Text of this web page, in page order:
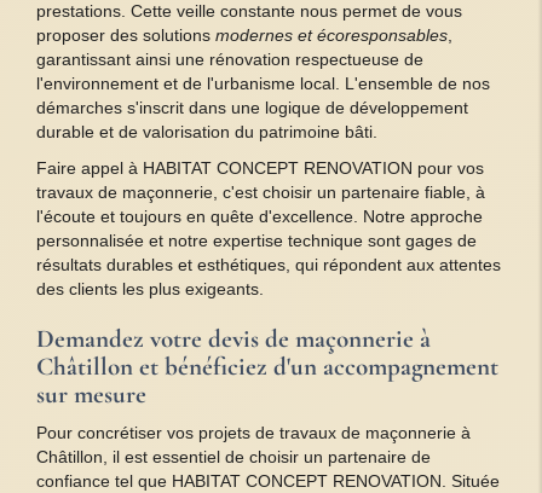
prestations. Cette veille constante nous permet de vous
proposer des solutions modernes et écoresponsables
garantissant ainsi une rénovation respectueuse de
l'environnement et de l'urbanisme local. L'ensemble de nos
démarches s'inscrit dans une logique de développement
durable et de valorisation du patrimoine bâti.
Faire appel à HABITAT CONCEPT RENOVATION pour vos
travaux de maçonnerie, c'est choisir un partenaire fiable, à
l'écoute et toujours en quête d'excellence. Notre approche
personnalisée et notre expertise technique sont gages de
résultats durables et esthétiques, qui répondent aux attentes
des clients les plus exigeants.
Demandez votre devis de maçonnerie à
Châtillon et bénéficiez d'un accompagnement
sur mesure
Pour concrétiser vos projets de travaux de maçonnerie à
Châtillon, il est essentiel de choisir un partenaire de
confiance tel que HABITAT CONCEPT RENOVATION. Située